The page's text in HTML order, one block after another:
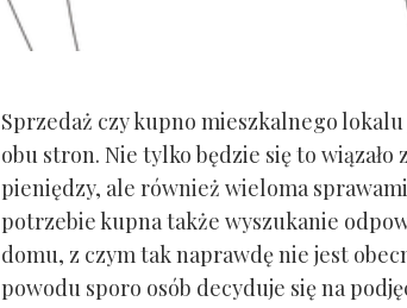
Sprzedaż czy kupno mieszkalnego
obu stron. Nie tylko będzie się to
pieniędzy, ale również wieloma
potrzebie kupna także wyszukanie
domu, z czym tak naprawdę nie jest
powodu sporo osób decyduje się na